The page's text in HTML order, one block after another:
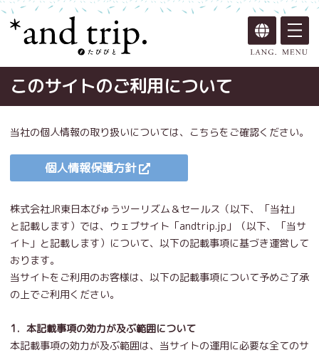
このサイトのご利用について
当社の個人情報の取り扱いについては、こちらをご確認ください。
個人情報保護方針
株式会社JR東日本びゅうツーリズム＆セールス（以下、「当社」
と記載します）では、ウェブサイト「andtrip.jp」（以下、「当サ
イト」と記載します）について、以下の記載事項に基づき運営して
おります。
当サイトをご利用のお客様は、以下の記載事項について予めご了承
の上でご利用ください。
1．本記載事項の効力が及ぶ範囲について
本記載事項の効力が及ぶ範囲は、当サイトの運用に必要な全てのサ